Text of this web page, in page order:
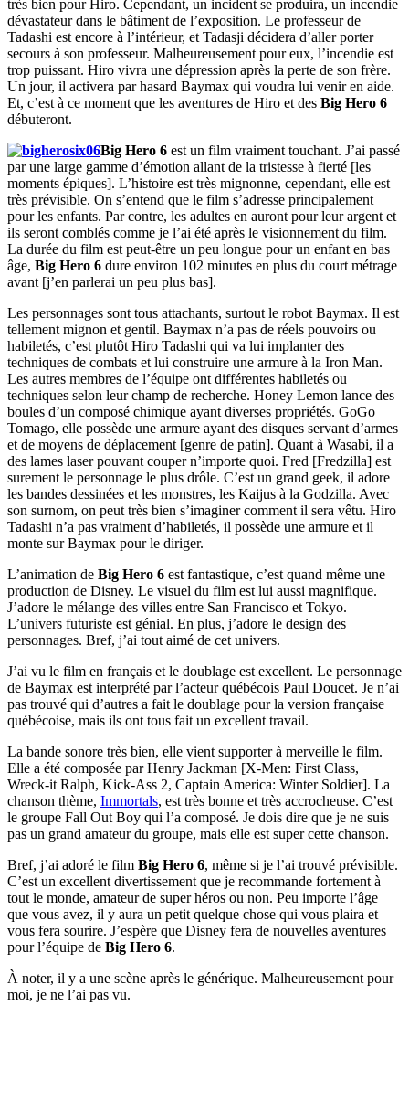
très bien pour Hiro. Cependant, un incident se produira, un incendie
dévastateur dans le bâtiment de l’exposition. Le professeur de
Tadashi est encore à l’intérieur, et Tadasji décidera d’aller porter
secours à son professeur. Malheureusement pour eux, l’incendie est
trop puissant. Hiro vivra une dépression après la perte de son frère.
Un jour, il activera par hasard Baymax qui voudra lui venir en aide.
Et, c’est à ce moment que les aventures de Hiro et des Big Hero 6
débuteront.
Big Hero 6 est un film vraiment touchant. J’ai passé
par une large gamme d’émotion allant de la tristesse à fierté [les
moments épiques]. L’histoire est très mignonne, cependant, elle est
très prévisible. On s’entend que le film s’adresse principalement
pour les enfants. Par contre, les adultes en auront pour leur argent et
ils seront comblés comme je l’ai été après le visionnement du film.
La durée du film est peut-être un peu longue pour un enfant en bas
âge, Big Hero 6 dure environ 102 minutes en plus du court métrage
avant [j’en parlerai un peu plus bas].
Les personnages sont tous attachants, surtout le robot Baymax. Il est
tellement mignon et gentil. Baymax n’a pas de réels pouvoirs ou
habiletés, c’est plutôt Hiro Tadashi qui va lui implanter des
techniques de combats et lui construire une armure à la Iron Man.
Les autres membres de l’équipe ont différentes habiletés ou
techniques selon leur champ de recherche. Honey Lemon lance des
boules d’un composé chimique ayant diverses propriétés. GoGo
Tomago, elle possède une armure ayant des disques servant d’armes
et de moyens de déplacement [genre de patin]. Quant à Wasabi, il a
des lames laser pouvant couper n’importe quoi. Fred [Fredzilla] est
surement le personnage le plus drôle. C’est un grand geek, il adore
les bandes dessinées et les monstres, les Kaijus à la Godzilla. Avec
son surnom, on peut très bien s’imaginer comment il sera vêtu. Hiro
Tadashi n’a pas vraiment d’habiletés, il possède une armure et il
monte sur Baymax pour le diriger.
L’animation de Big Hero 6 est fantastique, c’est quand même une
production de Disney. Le visuel du film est lui aussi magnifique.
J’adore le mélange des villes entre San Francisco et Tokyo.
L’univers futuriste est génial. En plus, j’adore le design des
personnages. Bref, j’ai tout aimé de cet univers.
J’ai vu le film en français et le doublage est excellent. Le personnage
de Baymax est interprété par l’acteur québécois Paul Doucet. Je n’ai
pas trouvé qui d’autres a fait le doublage pour la version française
québécoise, mais ils ont tous fait un excellent travail.
La bande sonore très bien, elle vient supporter à merveille le film.
Elle a été composée par Henry Jackman [X-Men: First Class,
Wreck-it Ralph, Kick-Ass 2, Captain America: Winter Soldier]. La
chanson thème, Immortals, est très bonne et très accrocheuse. C’est
le groupe Fall Out Boy qui l’a composé. Je dois dire que je ne suis
pas un grand amateur du groupe, mais elle est super cette chanson.
Bref, j’ai adoré le film Big Hero 6, même si je l’ai trouvé prévisible.
C’est un excellent divertissement que je recommande fortement à
tout le monde, amateur de super héros ou non. Peu importe l’âge
que vous avez, il y aura un petit quelque chose qui vous plaira et
vous fera sourire. J’espère que Disney fera de nouvelles aventures
pour l’équipe de Big Hero 6.
À noter, il y a une scène après le générique. Malheureusement pour
moi, je ne l’ai pas vu.